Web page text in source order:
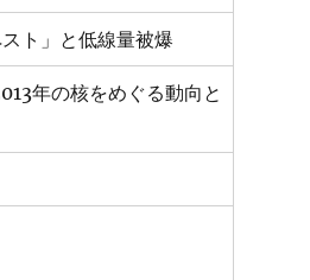
スト」と低線量被爆
年の核をめぐる動向と